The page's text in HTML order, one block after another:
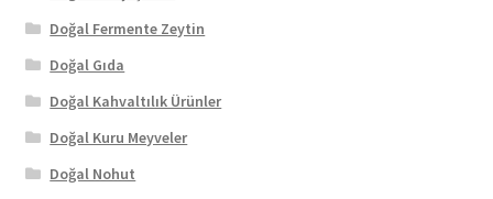
Doğal Fermente Zeytin
Doğal Gıda
Doğal Kahvaltılık Ürünler
Doğal Kuru Meyveler
Doğal Nohut